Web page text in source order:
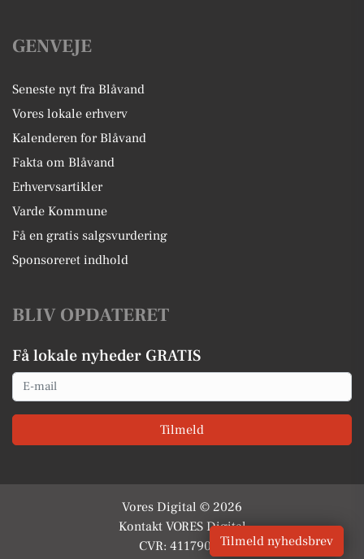
GENVEJE
Seneste nyt fra Blåvand
Vores lokale erhverv
Kalenderen for Blåvand
Fakta om Blåvand
Erhvervsartikler
Varde Kommune
Få en gratis salgsvurdering
Sponsoreret indhold
BLIV OPDATERET
Få lokale nyheder GRATIS
Email
Tilmeld
Vores Digital © 2026
Kontakt VORES Digital
CVR: 41179082Tilmeld nyhedsbrev